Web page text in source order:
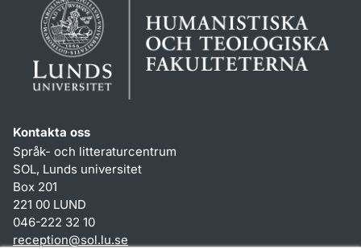
Kontakta oss
Språk- och litteraturcentrum
SOL, Lunds universitet
Box 201
221 00 LUND
046-222 32 10
reception@sol.lu.se